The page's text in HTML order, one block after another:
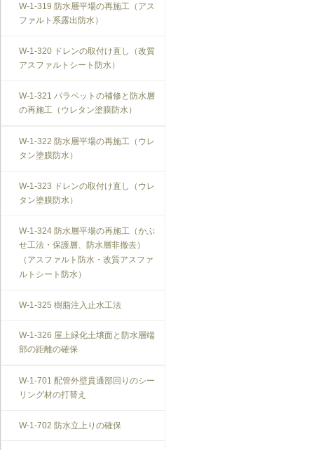
W-1-319 防水層平場の再施工（アス
ファルト系露出防水）
W-1-320 ドレンの取付け直し（改質
アスファルトシート防水）
W-1-321 パラペットの補修と防水層
の再施工（ウレタン塗膜防水）
W-1-322 防水層平場の再施工（ウレ
タン塗膜防水）
W-1-323 ドレンの取付け直し（ウレ
タン塗膜防水）
W-1-324 防水層平場の再施工（かぶ
せ工法・保護層、防水層非撤去）
（アスファルト防水・改質アスファ
ルトシート防水）
W-1-325 樹脂注入止水工法
W-1-326 屋上緑化土壌面と防水層端
部の距離の確保
W-1-701 配管外壁貫通部回りのシー
リング材の打替え
W-1-702 防水立上りの確保